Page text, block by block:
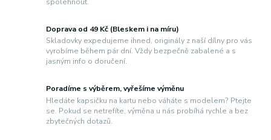
Doprava od 49 Kč (Bleskem i na míru)
Skladovky expedujeme ihned, originály z naší dílny pro vás
vyrobíme během pár dní. Vždy bezpečně zabalené a s
jasným info o doručení.
Poradíme s výběrem, vyřešíme výměnu
Hledáte kapsičku na kartu nebo váháte s modelem? Ptejte
se. Pokud se netrefíte, výměna u nás probíhá rychle a bez
zbytečných dotazů.